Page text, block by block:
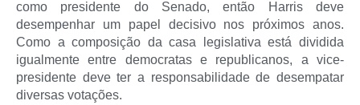
como presidente do Senado, então Harris deve
desempenhar um papel decisivo nos próximos anos.
Como a composição da casa legislativa está dividida
igualmente entre democratas e republicanos, a vice-
presidente deve ter a responsabilidade de desempatar
diversas votações.